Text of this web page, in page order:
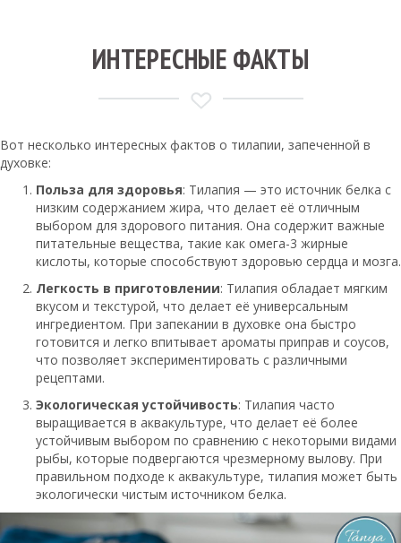
ИНТЕРЕСНЫЕ ФАКТЫ
Вот несколько интересных фактов о тилапии, запеченной в
духовке:
Польза для здоровья: Тилапия — это источник белка с
низким содержанием жира, что делает её отличным
выбором для здорового питания. Она содержит важные
питательные вещества, такие как омега-3 жирные
кислоты, которые способствуют здоровью сердца и мозга.
Легкость в приготовлении: Тилапия обладает мягким
вкусом и текстурой, что делает её универсальным
ингредиентом. При запекании в духовке она быстро
готовится и легко впитывает ароматы приправ и соусов,
что позволяет экспериментировать с различными
рецептами.
Экологическая устойчивость: Тилапия часто
выращивается в аквакультуре, что делает её более
устойчивым выбором по сравнению с некоторыми видами
рыбы, которые подвергаются чрезмерному вылову. При
правильном подходе к аквакультуре, тилапия может быть
экологически чистым источником белка.